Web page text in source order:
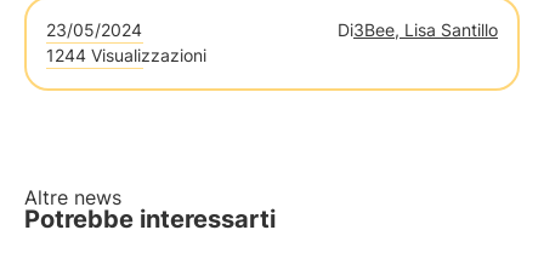
23/05/2024 Di3Bee, Lisa Santillo
1244 Visualizzazioni
Altre news
Potrebbe interessarti